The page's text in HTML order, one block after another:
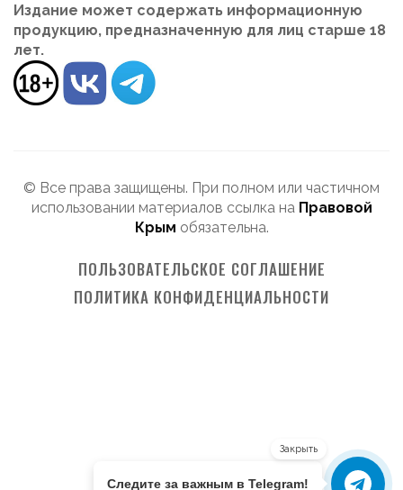
Издание может содержать информационную
продукцию, предназначенную для лиц старше 18
лет.
© Все права защищены. При полном или частичном
использовании материалов ссылка на Правовой
Крым обязательна.
ПОЛЬЗОВАТЕЛЬСКОЕ СОГЛАШЕНИЕ
ПОЛИТИКА КОНФИДЕНЦИАЛЬНОСТИ
Закрыть
Следите за важным в Telegram!